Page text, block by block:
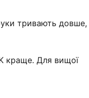
тривають довше,
краще. Для вищої